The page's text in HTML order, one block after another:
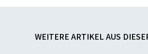
WEITERE ARTIKEL AUS